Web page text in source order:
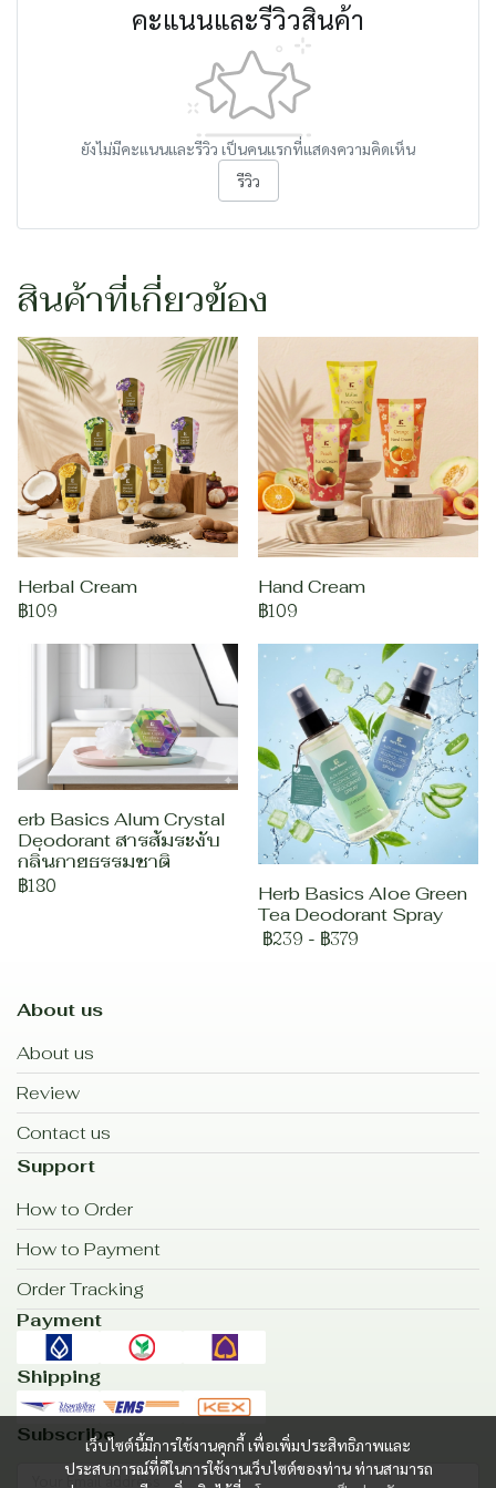
คะแนนและรีวิวสินค้า
ยังไม่มีคะแนนและรีวิว เป็นคนแรกที่แสดงความคิดเห็น
รีวิว
สินค้าที่เกี่ยวข้อง
Herbal Cream
฿109
Hand Cream
฿109
erb Basics Alum Crystal
Deodorant สารส้มระงับ
กลิ่นกายธรรมชาติ
฿180
Herb Basics Aloe Green
Tea Deodorant Spray
฿239 - ฿379
เว็บไซต์นี้มีการใช้งานคุกกี้ เพื่อเพิ่มประสิทธิภาพและ
ประสบการณ์ที่ดีในการใช้งานเว็บไซต์ของท่าน ท่านสามารถ
About us
About us
Review
Contact us
Support
How to Order
How to Payment
Order Tracking
Payment
Shipping
Subscribe